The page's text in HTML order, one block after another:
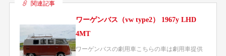
関連記事
ワーゲンバス（vw type2） 1967y LHD
4MT
ワーゲンバスの劇用車こちらの車は劇用車提供